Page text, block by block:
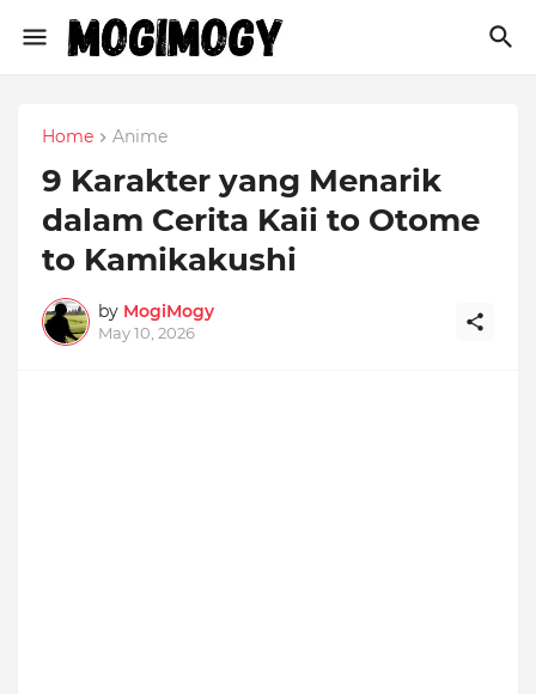
Home Anime
9 Karakter yang Menarik
dalam Cerita Kaii to Otome
to Kamikakushi
by MogiMogy
May 10, 2026